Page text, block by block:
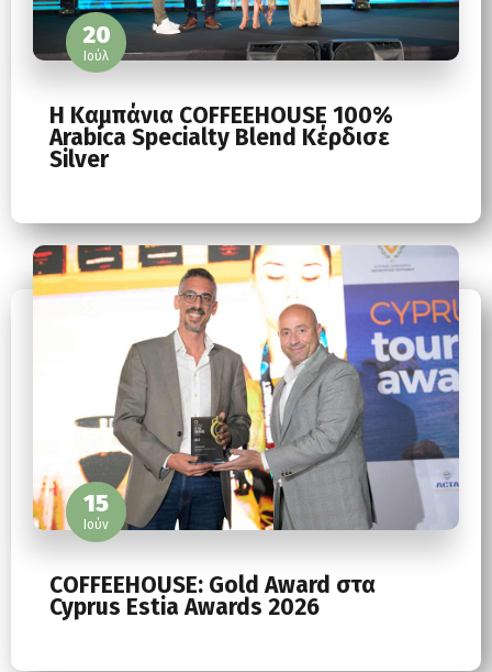
20
Ιούλ
Η Καμπάνια COFFEEHOUSE 100%
Arabica Specialty Blend Κέρδισε
Silver
15
Ιούν
COFFEEHOUSE: Gold Award στα
Cyprus Estia Awards 2026